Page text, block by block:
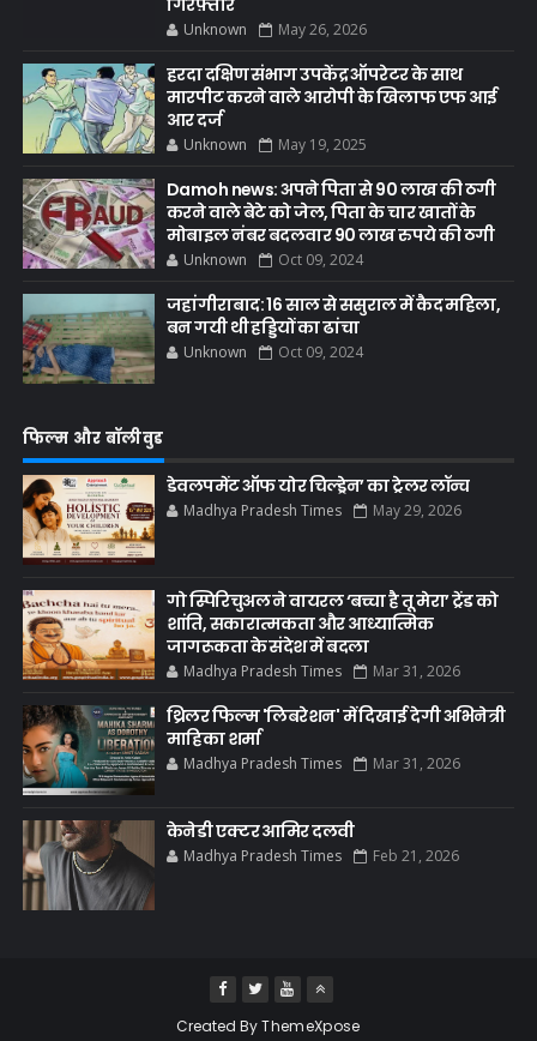
गिरफ़्तार
Unknown May 26, 2026
हरदा दक्षिण संभाग उपकेंद्र ऑपरेटर के साथ
मारपीट करने वाले आरोपी के खिलाफ एफ आई
आर दर्ज
Unknown May 19, 2025
Damoh news: अपने पिता से 90 लाख की ठगी
करने वाले बेटे को जेल, पिता के चार खातों के
मोबाइल नंबर बदलवार 90 लाख रुपये की ठगी
Unknown Oct 09, 2024
जहांगीराबाद: 16 साल से ससुराल में कैद महिला,
बन गयी थी हड्डियों का ढांचा
Unknown Oct 09, 2024
फिल्म और बॉलीवुड
डेवलपमेंट ऑफ योर चिल्ड्रेन’ का ट्रेलर लॉन्च
Madhya Pradesh Times May 29, 2026
गो स्पिरिचुअल ने वायरल ‘बच्चा है तू मेरा’ ट्रेंड को
शांति, सकारात्मकता और आध्यात्मिक
जागरूकता के संदेश में बदला
Madhya Pradesh Times Mar 31, 2026
थ्रिलर फिल्म 'लिबरेशन' में दिखाई देगी अभिनेत्री
माहिका शर्मा
Madhya Pradesh Times Mar 31, 2026
केनेडी एक्टर आमिर दलवी
Madhya Pradesh Times Feb 21, 2026
Created ByThemeXpose